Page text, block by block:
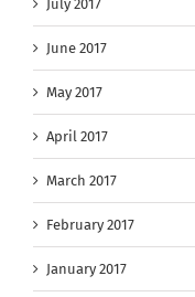
July 2017
June 2017
May 2017
April 2017
March 2017
February 2017
January 2017